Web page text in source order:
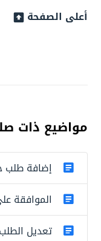
أعلى الصفحة
مواضيع ذات
إضافة طلب
الموافقة
تعديل الطلب